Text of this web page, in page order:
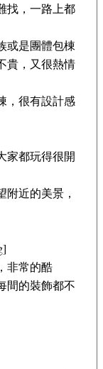
找，一路上都
或是團體包棟
貴，又很熱情
，很有設計感
家都玩得很開
近的美景，
非常的酷
間的裝飾都不